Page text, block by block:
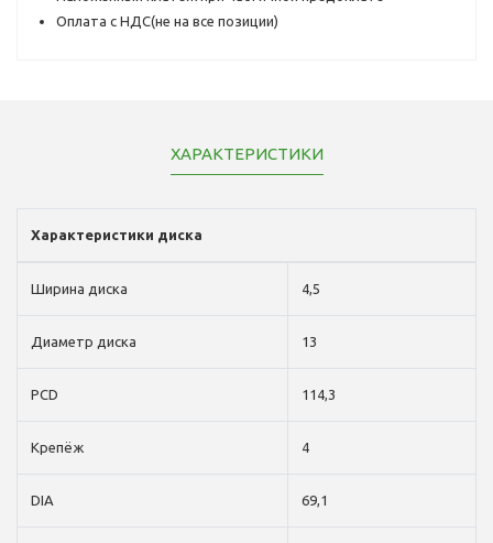
Оплата с НДС(не на все позиции)
ХАРАКТЕРИСТИКИ
Характеристики диска
Ширина диска 4,5
Диаметр диска 13
PCD 114,3
Крепёж 4
DIA 69,1